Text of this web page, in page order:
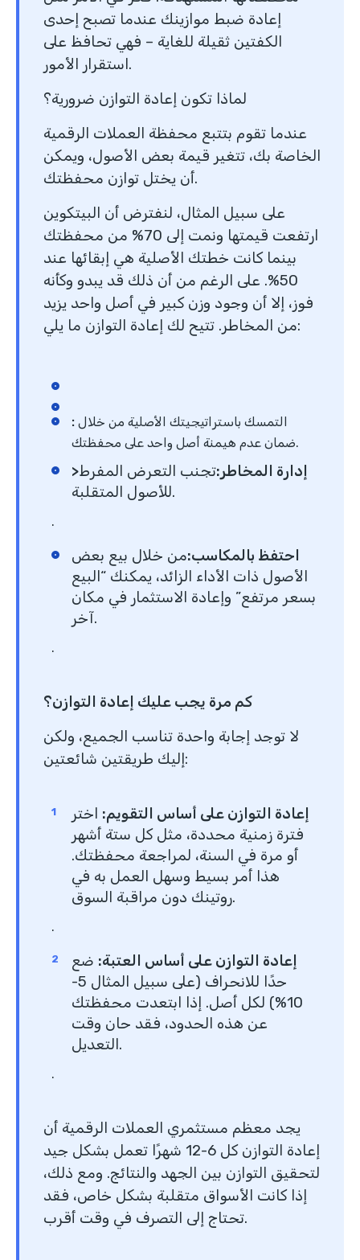
إعادة ضبط موازينك عندما تصبح إحدى
الكفتين ثقيلة للغاية – فهي تحافظ على
استقرار الأمور.
لماذا تكون إعادة التوازن ضرورية؟
عندما تقوم بتتبع محفظة العملات الرقمية
الخاصة بك، تتغير قيمة بعض الأصول، ويمكن
أن يختل توازن محفظتك.
على سبيل المثال، لنفترض أن البيتكوين
ارتفعت قيمتها ونمت إلى 70% من محفظتك
بينما كانت خطتك الأصلية هي إبقائها عند
50%. على الرغم من أن ذلك قد يبدو وكأنه
فوز، إلا أن وجود وزن كبير في أصل واحد يزيد
من المخاطر. تتيح لك إعادة التوازن ما يلي:
:
ضمان عدم هيمنة أصل واحد على محفظتك.
>إدارة المخاطر:تجنب التعرض المفرط
للأصول المتقلبة.
.
احتفظ بالمكاسب:من خلال بيع بعض
الأصول ذات الأداء الزائد، يمكنك “البيع
بسعر مرتفع” وإعادة الاستثمار في مكان
آخر.
.
كم مرة يجب عليك إعادة التوازن؟
لا توجد إجابة واحدة تناسب الجميع، ولكن
إليك طريقتين شائعتين:
إعادة التوازن على أساس التقويم: اختر
فترة زمنية محددة، مثل كل ستة أشهر
أو مرة في السنة، لمراجعة محفظتك.
هذا أمر بسيط وسهل العمل به في
روتينك دون مراقبة السوق.
.
إعادة التوازن على أساس العتبة: ضع
حدًا للانحراف (على سبيل المثال 5-
10%) لكل أصل. إذا ابتعدت محفظتك
عن هذه الحدود، فقد حان وقت
التعديل.
.
يجد معظم مستثمري العملات الرقمية أن
إعادة التوازن كل 6-12 شهرًا تعمل بشكل جيد
لتحقيق التوازن بين الجهد والنتائج. ومع ذلك،
إذا كانت الأسواق متقلبة بشكل خاص، فقد
تحتاج إلى التصرف في وقت أقرب.